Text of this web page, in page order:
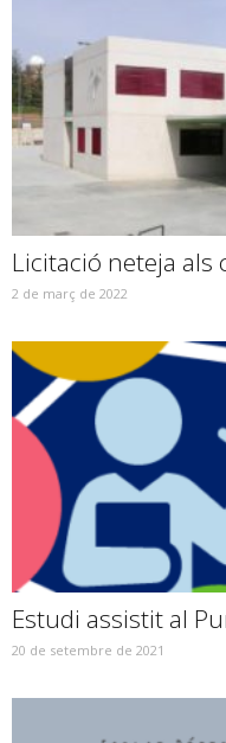
Licitació neteja als
2 de març de 2022
Estudi assistit al
20 de setembre de 2021